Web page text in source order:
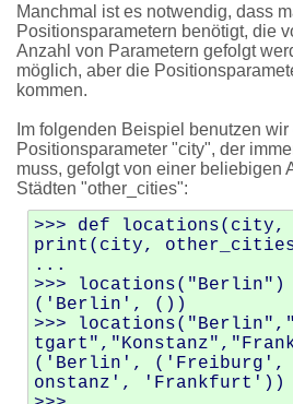
Manchmal ist es notwendig, dass
Positionsparametern benötigt, die
Anzahl von Parametern gefolgt
möglich, aber die
kommen.
Im folgenden Beispiel benutzen wir
Positionsparameter "city", der
muss, gefolgt von einer beliebigen
Städten "other_cities":
>>> def
print(city,
...
>>> locations("Berlin")
('Berlin', ())
>>>
('Berlin',
onstanz', 'Frankfurt'))